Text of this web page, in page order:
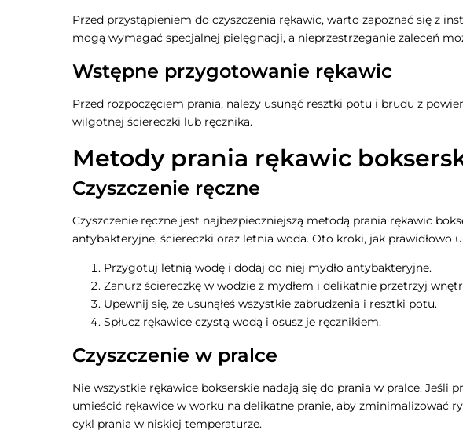
Przed przystąpieniem do czyszczenia rękawic, warto zapoznać się z
mogą wymagać specjalnej pielęgnacji, a nieprzestrzeganie zaleceń
Wstępne przygotowanie rękawic
Przed rozpoczęciem prania, należy usunąć resztki potu i brudu z
wilgotnej ściereczki lub ręcznika.
Metody prania rękawic
Czyszczenie ręczne
Czyszczenie ręczne jest najbezpieczniejszą metodą prania rękawic
antybakteryjne, ściereczki oraz letnia woda. Oto kroki, jak prawidłowo
Przygotuj letnią wodę i dodaj do niej mydło antybakteryjne.
Zanurz ściereczkę w wodzie z mydłem i delikatnie przetrzyj
Upewnij się, że usunąłeś wszystkie zabrudzenia i resztki potu.
Spłucz rękawice czystą wodą i osusz je ręcznikiem.
Czyszczenie w pralce
Nie wszystkie rękawice bokserskie nadają się do prania w pralce. Jeśli
umieścić rękawice w worku na delikatne pranie, aby zminimalizować
cykl prania w niskiej temperaturze.